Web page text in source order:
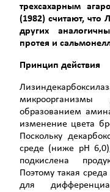
трехсахарным
(1982) считают, что
других
протея и
Принцип действия
образованием
изменение цвета
Поскольку
среде (ниже рH
подкислена
Поэтому такая
для